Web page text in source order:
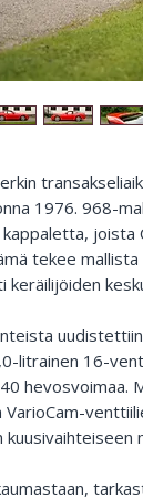
1976. 968-
joista
tekee
keräilijöiden
litrainen 16-
hevosvoimaa.